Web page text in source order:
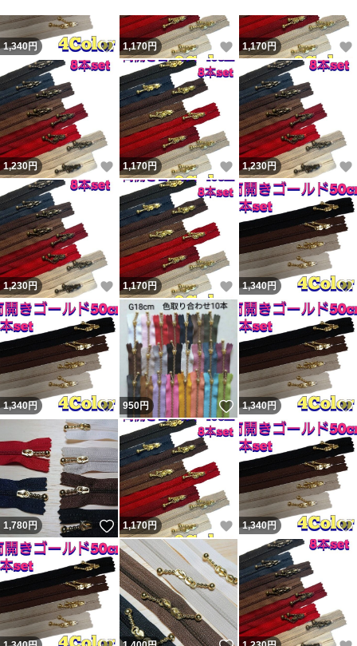
1,340円 いいね！
1,170円 いいね！
1,170円
1,230円 いいね！
1,170円 いいね！
1,230円
1,230円 いいね！
1,170円 いいね！
1,340円
1,340円 いいね！
950円 いいね！
1,340円
1,780円 いいね！
1,170円 いいね！
1,340円